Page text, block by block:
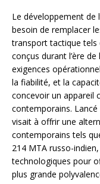
Le développement de
besoin de remplacer
transport tactique tels
conçus durant l’ère
exigences
la fiabilité, et la
concevoir un appareil
contemporains.
visait à offrir une
contemporains tels
214 MTA russo-
technologiques pour
plus grande